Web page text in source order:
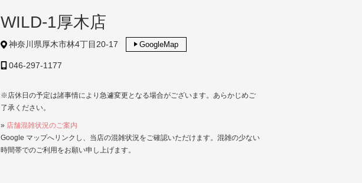
WILD-1厚木店
神奈川県厚木市林4丁目20-17 GoogleMap
046-297-1177
※店休日の予定は諸事情により急遽変更となる場合がございます。あらかじめご
了承ください。
» 店舗混雑状況のご案内
Google マップへリンクし、当店の混雑状況をご確認いただけます。混雑の少ない
時間帯でのご利用をお願い申し上げます。